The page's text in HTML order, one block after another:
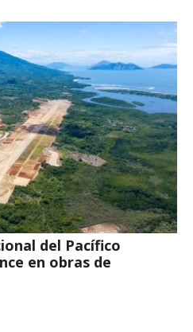
del Pacífico
en obras de